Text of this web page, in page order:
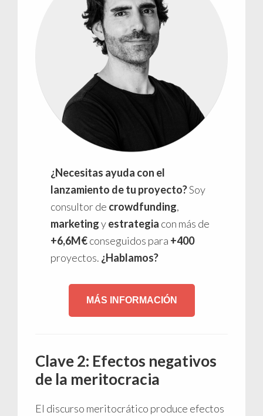
¿Necesitas ayuda con el
lanzamiento de tu proyecto?Soy
consultor de crowdfunding,
marketingyestrategia con más de
+6,6M€conseguidos para +400
proyectos. ¿Hablamos?
MÁS INFORMACIÓN
Clave 2: Efectos negativos
de la meritocracia
El discurso meritocrático produce efectos